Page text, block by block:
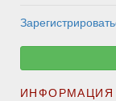
ИНФОРМАЦИЯ